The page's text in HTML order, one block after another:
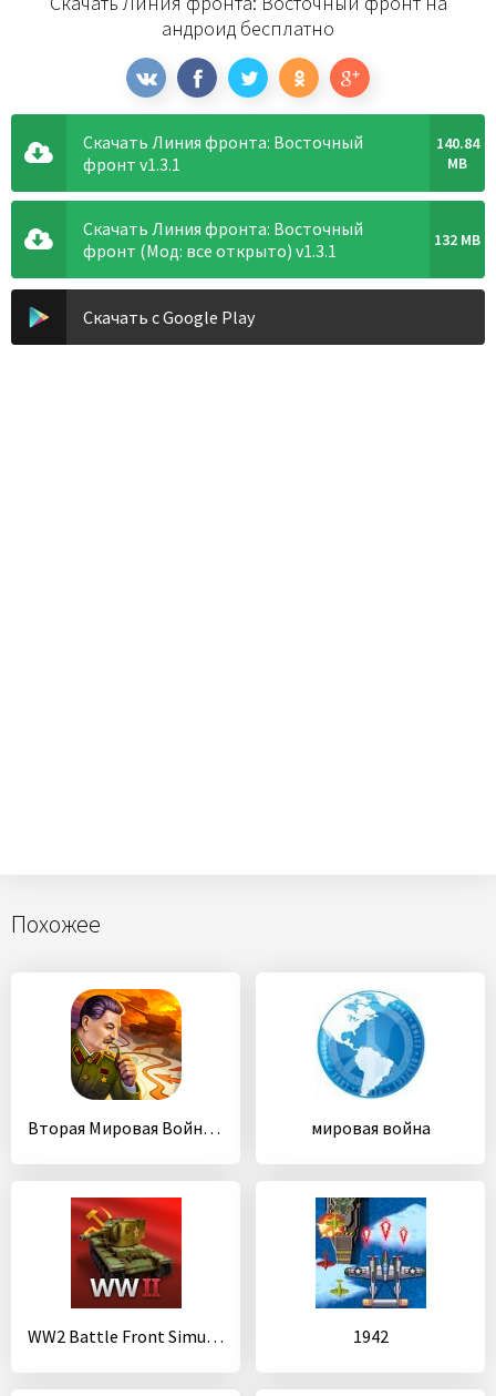
андроид бесплатно
Скачать Линия фронта: Восточный
фронт v1.3.1
140.84
MB
Скачать Линия фронта: Восточный
фронт (Мод: все открыто) v1.3.1
132 MB
Скачать с Google Play
Похожее
Вторая Мировая Война: стратегия в реальном времени мировая война
WW2 Battle Front Simulator 1942